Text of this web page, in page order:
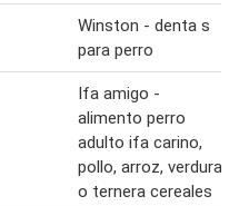
Winston - denta s
para perro
Ifa amigo -
alimento perro
adulto ifa carino,
pollo, arroz, verdura
o ternera cereales